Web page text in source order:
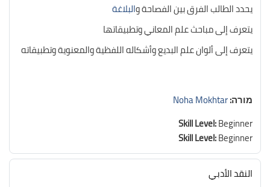
يحدد الطالب الفرق بين الفصاحة والبلاغة
يتعرف إلى مباحث علم المعاني وتطبيقاتها
يتعرف إلى ألوان علم البديع وأشكاله اللفظية والمعنوية وتطبيقاته
מורה:Noha Mokhtar
Skill Level:Beginner
Skill Level:Beginner
النقد الأدبي